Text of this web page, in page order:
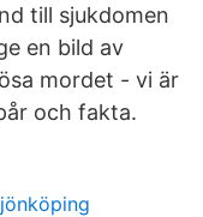
till sjukdomen
en bild av
mordet - vi är
och fakta.